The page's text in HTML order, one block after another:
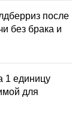
после
без брака и
1 единицу
для